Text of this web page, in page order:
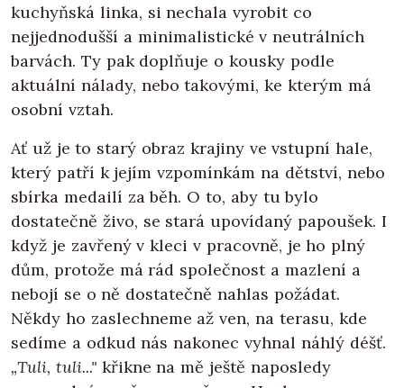
kuchyňská linka, si nechala vyrobit co
nejjednodušší a minimalistické v neutrálních
barvách. Ty pak doplňuje o kousky podle
aktuální nálady, nebo takovými, ke kterým má
osobní vztah.
Ať už je to starý obraz krajiny ve vstupní hale,
který patří k jejím vzpomínkám na dětství, nebo
sbírka medailí za běh. O to, aby tu bylo
dostatečně živo, se stará upovídaný papoušek. I
když je zavřený v kleci v pracovně, je ho plný
dům, protože má rád společnost a mazlení a
nebojí se o ně dostatečně nahlas požádat.
Někdy ho zaslechneme až ven, na terasu, kde
sedíme a odkud nás nakonec vyhnal náhlý déšť.
„Tuli, tuli..."křikne na mě ještě naposledy